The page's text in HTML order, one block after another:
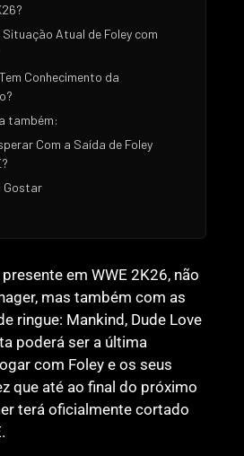
Situação Atual de Foley com
Conhecimento da
também:
Com a Saída de Foley
Gostar
em WWE 2K26, não
mas também com as
ringue: Mankind, Dude Love
poderá ser a última
com Foley e os seus
que até ao final do próximo
terá oficialmente cortado